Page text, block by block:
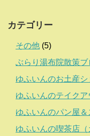
カテゴリー
その他 (5)
ぶらり湯布院散策
ゆふいんのお土産シ
ゆふいんのテイクア
ゆふいんのパン屋
ゆふいんの喫茶店（